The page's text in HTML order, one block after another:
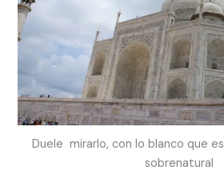
Duele mirarlo, con lo blanco que
sobrenatural